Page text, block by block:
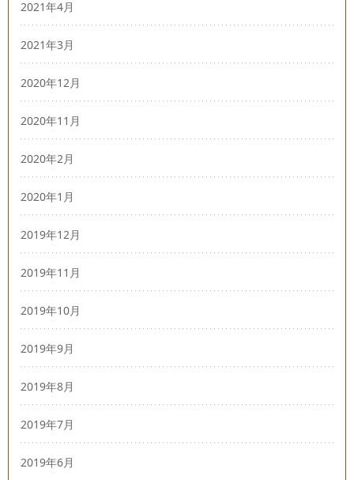
2021年4月
2021年3月
2020年12月
2020年11月
2020年2月
2020年1月
2019年12月
2019年11月
2019年10月
2019年9月
2019年8月
2019年7月
2019年6月